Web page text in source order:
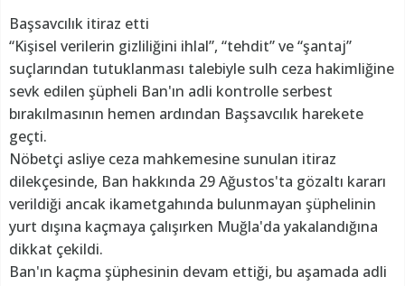
Başsavcılık itiraz etti
“Kişisel verilerin gizliliğini ihlal”, “tehdit” ve “şantaj”
suçlarından tutuklanması talebiyle sulh ceza hakimliğine
sevk edilen şüpheli Ban'ın adli kontrolle serbest
bırakılmasının hemen ardından Başsavcılık harekete
geçti.
Nöbetçi asliye ceza mahkemesine sunulan itiraz
dilekçesinde, Ban hakkında 29 Ağustos'ta gözaltı kararı
verildiği ancak ikametgahında bulunmayan şüphelinin
yurt dışına kaçmaya çalışırken Muğla'da yakalandığına
dikkat çekildi.
Ban'ın kaçma şüphesinin devam ettiği, bu aşamada adli